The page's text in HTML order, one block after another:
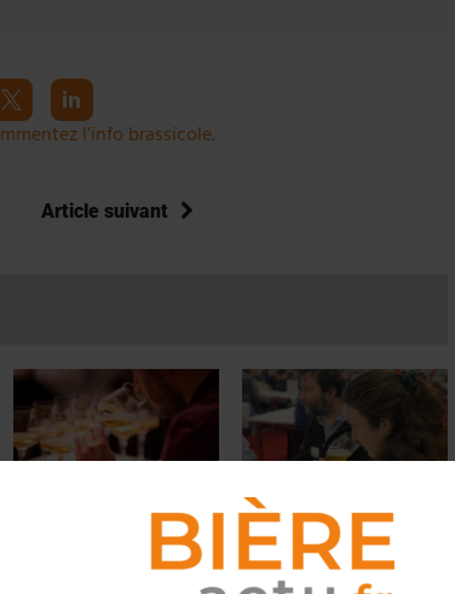
l’info brassicole.
Article suivant
championnat suisse des
ACTUS
Le SNBi félicite les brasseries
médaillées au CGA